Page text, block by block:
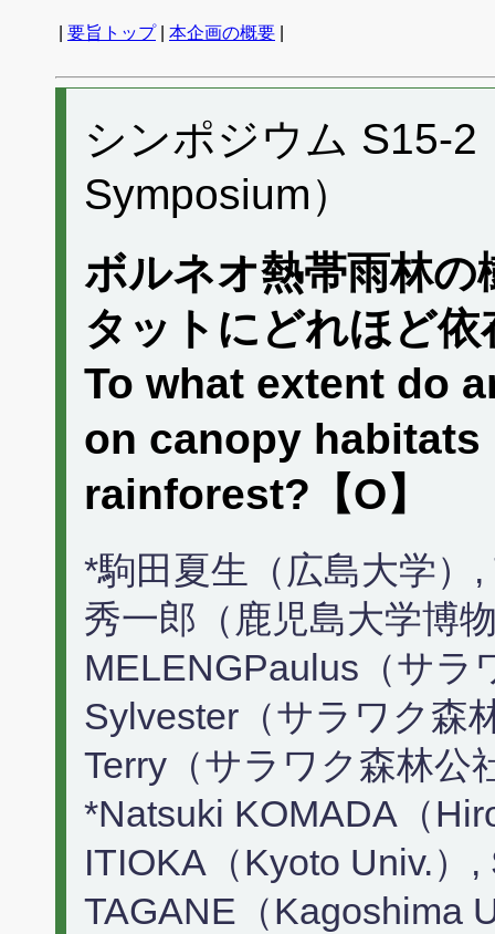
要旨トップ| 本企画の概要
シンポジウム S15-
Symposium）
ボルネオ熱帯雨林の
タットにどれほど
To what extent do
on canopy
rainforest?【O】
*駒田夏生（広島大学）
秀一郎（鹿児島大学博
MELENGPaulus（サラ
Sylvester（サラワク森
Terry（サラワク森林公
*Natsuki KOMADA（
ITIOKA（Kyoto Univ.）,
TAGANE（Kagoshima